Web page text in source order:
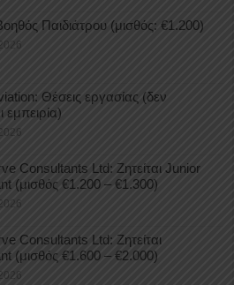
Παιδιάτρου (μισθός: €1.200)
Θέσεις εργασίας (δεν
εμπειρία)
Consultants Ltd: Ζητείται Junior
(μισθός €1.200 – €1.300)
Consultants Ltd: Ζητείται
(μισθός €1.600 – €2.000)